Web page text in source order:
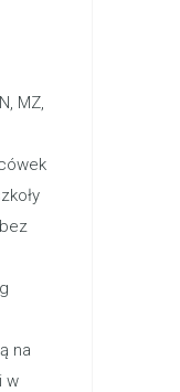
MZ,
na
w